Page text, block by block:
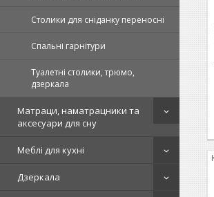
Столики для сніданку переносні
Спальні гарнітури
Туалетні столики, трюмо,
дзеркала
Матраци, наматрацники та
аксесуари для сну
Меблі для кухні
Дзеркала